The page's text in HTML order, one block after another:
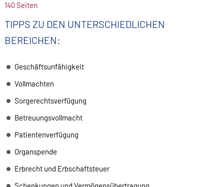
140 Seiten
TIPPS ZU DEN UNTERSCHIEDLICHEN
BEREICHEN:
Geschäftsunfähigkeit
Vollmachten
Sorgerechtsverfügung
Betreuungsvollmacht
Patientenverfügung
Organspende
Erbrecht und Erbschaftsteuer